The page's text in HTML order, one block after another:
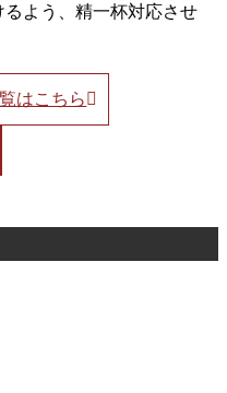
よう、精一杯対応させ
はこちら